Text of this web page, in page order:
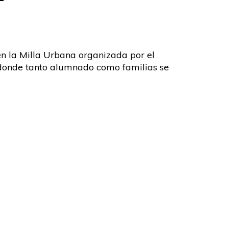
la Milla Urbana organizada por el
tanto alumnado como familias se